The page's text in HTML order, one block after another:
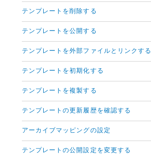
テンプレートを削除する
テンプレートを公開する
テンプレートを外部ファイルとリンクする
テンプレートを初期化する
テンプレートを複製する
テンプレートの更新履歴を確認する
アーカイブマッピングの設定
テンプレートの公開設定を変更する